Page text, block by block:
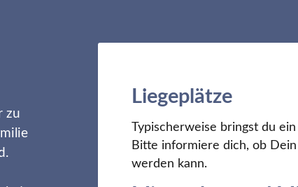
zu
Liegeplätze
Typischerweise bringst du
Bitte informiere dich, ob
werden kann.